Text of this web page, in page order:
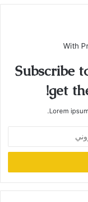
With
Subscribe
get
Lorem